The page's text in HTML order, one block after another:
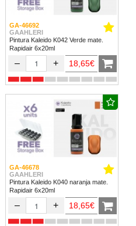
GA-46692
GAAHLERI
Pintura Kaleido K042 Verde mate.
Rapidair 6x20ml
– + 18,65€
GA-46678
GAAHLERI
Pintura Kaleido K040 naranja mate.
Rapidair 6x20ml
– + 18,65€